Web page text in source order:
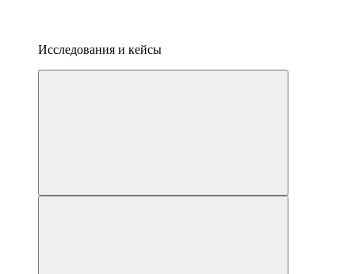
Исследования и кейсы